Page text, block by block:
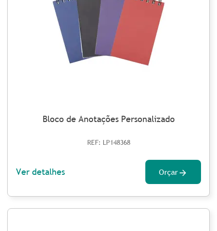
Bloco de Anotações Personalizado
REF: LP148368
Ver detalhes Orçar